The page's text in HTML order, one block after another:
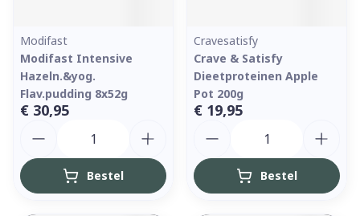
Modifast
Modifast Intensive
Hazeln.&yog.
Flav.pudding 8x52g
€ 30,95
Bestel
Cravesatisfy
Crave & Satisfy
Dieetproteinen Apple
Pot 200g
€ 19,95
Bestel